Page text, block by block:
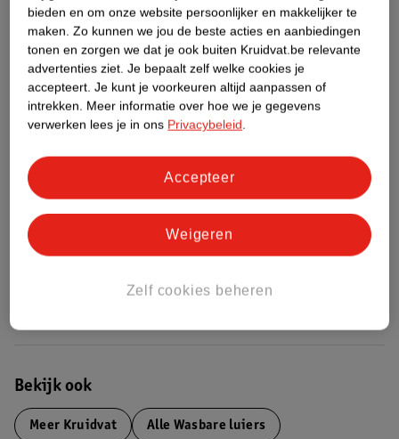
Etiketinformatie
Nature Impact Score
Rood (-) = hoge impact op het milieu.
gemiddelden.
Nature Impact Score: 51%
Gemiddelde voor Babyluiers en Accessoires: 38%
Bekijk ook
Meer Kruidvat Alle Wasbare luiers
bieden en om onze website persoonlijker en makkelijker te
maken. Zo kunnen we jou de beste acties en aanbiedingen
tonen en zorgen we dat je ook buiten Kruidvat.be relevante
advertenties ziet. Je bepaalt zelf welke cookies je
accepteert. Je kunt je voorkeuren altijd aanpassen of
intrekken. Meer informatie over hoe we je gegevens
verwerken lees je in ons Privacybeleid.
Zelf cookies beheren
Weigeren
Accepteer